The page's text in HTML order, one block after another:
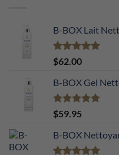
B-BOX Lait
Note5.00
sur 5
$62.00
B-BOX Gel
Note5.00
sur 5
$59.95
B-BOX